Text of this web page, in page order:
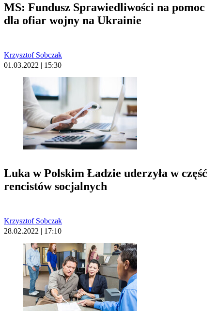
MS: Fundusz Sprawiedliwości na pomoc
dla ofiar wojny na Ukrainie
Krzysztof Sobczak
01.03.2022 | 15:30
Luka w Polskim Ładzie uderzyła w część
rencistów socjalnych
Krzysztof Sobczak
28.02.2022 | 17:10